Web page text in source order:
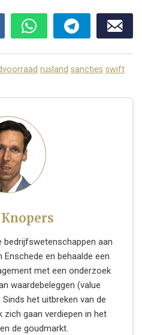
rusland sancties swift
bedrijfswetenschappen aan
en behaalde een
met een onderzoek
waardebeleggen (value
het uitbreken van de
zich gaan verdiepen in het
de goudmarkt.